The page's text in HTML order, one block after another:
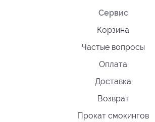
Сервис
Корзина
Частые вопросы
Оплата
Доставка
Возврат
Прокат смокингов